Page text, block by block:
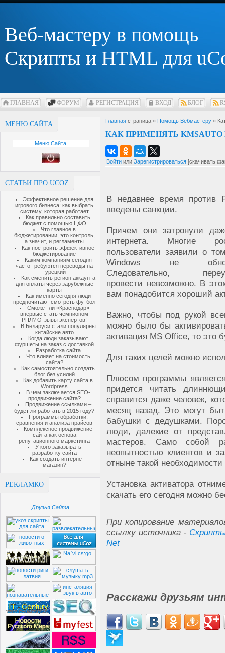
Веб-мастеру в помощь
Скрипты и HTML для
ГЛАВНАЯ ФОРУМ РЕГИСТРАЦИЯ ВХОД БЛОГ
МЕНЮ САЙТА
Меню Сайта
СТАТЬИ ПРО UCOZ
Эффективное решение для
игрового бизнеса: как выбрать
систему, которая работает
Как правильно составить
бюджет с помощью ЦФО
Что главное в
бюджетировании, это контроль,
а значит, и регламенты
Как построить эффективное
бюджетирование
Каким компаниям сегодня
часто требуются переводы на
турецкий
Как сменить регион аккаунта
для оплаты через зарубежные
карты
Как именно сегодня люди
предпочитают смотреть футбол
Сможет ли «Краснодар»
впервые стать чемпионом
РПЛ? Отзывы экспертов!
В Беларуси стали популярны
китайские авто
Когда люди заказывают
фуршеты на заказ с доставкой
Разработка сайта
Что влияет на стоимость
сайта?
Как самостоятельно создать
блог без усилий
Как добавить карту сайта в
Wordpress
В чем заключается SEO-
продвижение сайта?
Продвижение ссылками –
будет ли работать в 2015 году?
Программы обработки,
сравнения и анализа прайсов
Комплексное продвижение
сайта как основа
репутационного маркетинга
У кого заказывать
разработку сайта
Как создать интернет-
магазин?
РЕКЛАМКО
Друзья Сайта
Главная страница » Помощь Вебмастеру »
КАК ПРИМЕНЯТЬ KMSAUTO
Войти или Зарегистрироваться [скачивать
В недавнее время против
введены санкции.
Причем они затронули
интернета. Многие
пользователи заявили о
Windows не
Следовательно,
провести невозможно. В
вам понадобится хороший
Важно, чтобы под рукой
можно было бы
активация MS Office, то это
Для таких целей можно
Плюсом программы
придется читать
справится даже человек,
месяц назад. Это могут
бабушки с дедушками.
люди, далекие от
мастеров. Само собой
неопытностью клиентов и
отныне такой
Установка активатора
скачать его сегодня можно
При копирование
ссылку источника -
Net
Расскажи друзьям